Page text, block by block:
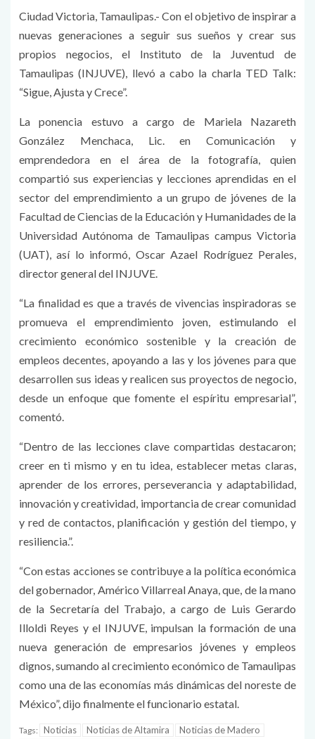
Ciudad Victoria, Tamaulipas.- Con el objetivo de inspirar a
nuevas generaciones a seguir sus sueños y crear sus
propios negocios, el Instituto de la Juventud de
Tamaulipas (INJUVE), llevó a cabo la charla TED Talk:
“Sigue, Ajusta y Crece”.
La ponencia estuvo a cargo de Mariela Nazareth
González Menchaca, Lic. en Comunicación y
emprendedora en el área de la fotografía, quien
compartió sus experiencias y lecciones aprendidas en el
sector del emprendimiento a un grupo de jóvenes de la
Facultad de Ciencias de la Educación y Humanidades de la
Universidad Autónoma de Tamaulipas campus Victoria
(UAT), así lo informó, Oscar Azael Rodríguez Perales,
director general del INJUVE.
“La finalidad es que a través de vivencias inspiradoras se
promueva el emprendimiento joven, estimulando el
crecimiento económico sostenible y la creación de
empleos decentes, apoyando a las y los jóvenes para que
desarrollen sus ideas y realicen sus proyectos de negocio,
desde un enfoque que fomente el espíritu empresarial”,
comentó.
“Dentro de las lecciones clave compartidas destacaron;
creer en ti mismo y en tu idea, establecer metas claras,
aprender de los errores, perseverancia y adaptabilidad,
innovación y creatividad, importancia de crear comunidad
y red de contactos, planificación y gestión del tiempo, y
resiliencia.”.
“Con estas acciones se contribuye a la política económica
del gobernador, Américo Villarreal Anaya, que, de la mano
de la Secretaría del Trabajo, a cargo de Luis Gerardo
Illoldi Reyes y el INJUVE, impulsan la formación de una
nueva generación de empresarios jóvenes y empleos
dignos, sumando al crecimiento económico de Tamaulipas
como una de las economías más dinámicas del noreste de
México”, dijo finalmente el funcionario estatal.
Tags: Noticias Noticias de Altamira
Noticias de Madero